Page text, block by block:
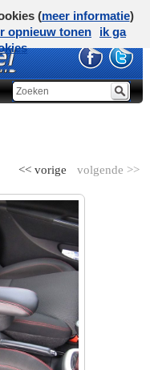
volgende >>
<< vorige
(meer informatie)
opnieuw tonen
ik ga